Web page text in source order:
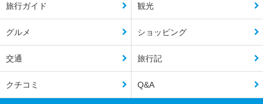
旅行ガイド 観光
グルメ ショッピング
交通 旅行記
クチコミ Q&A